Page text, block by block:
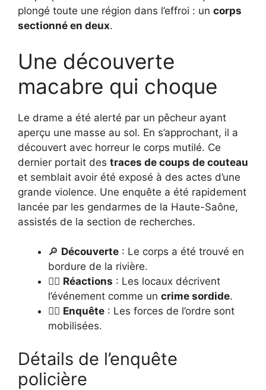
plongé toute une région dans l’effroi : un corps
sectionné en deux.
Une découverte
macabre qui choque
Le drame a été alerté par un pêcheur ayant
aperçu une masse au sol. En s’approchant, il a
découvert avec horreur le corps mutilé. Ce
dernier portait des traces de coups de couteau
et semblait avoir été exposé à des actes d’une
grande violence. Une enquête a été rapidement
lancée par les gendarmes de la Haute-Saône,
assistés de la section de recherches.
🔎 Découverte : Le corps a été trouvé en
bordure de la rivière.
👮‍♂️ Réactions : Les locaux décrivent
l’événement comme un crime sordide.
🕵️‍♂️ Enquête : Les forces de l’ordre sont
mobilisées.
Détails de l’enquête
policière